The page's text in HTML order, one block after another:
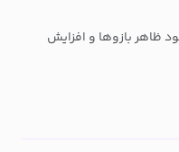
ظاهر بازوها و افزایش